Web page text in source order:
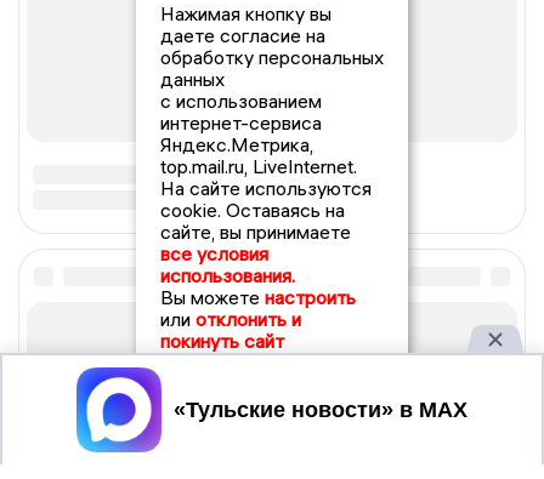
Нажимая кнопку вы
даете согласие на
обработку персональных
данных
с использованием
интернет-сервиса
Яндекс.Метрика,
top.mail.ru, LiveInternet.
На сайте используются
cookie. Оставаясь на
сайте, вы принимаете
все условия
использования.
Вы можете настроить
или отклонить и
покинуть сайт
Принять